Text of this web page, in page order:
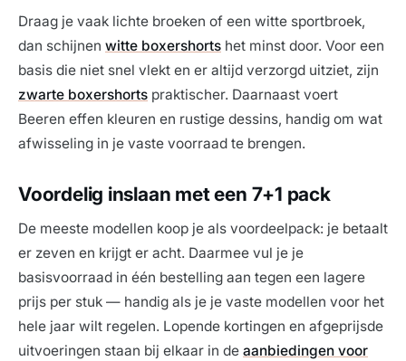
Draag je vaak lichte broeken of een witte sportbroek,
dan schijnen witte boxershorts het minst door. Voor een
basis die niet snel vlekt en er altijd verzorgd uitziet, zijn
zwarte boxershorts praktischer. Daarnaast voert
Beeren effen kleuren en rustige dessins, handig om wat
afwisseling in je vaste voorraad te brengen.
Voordelig inslaan met een 7+1 pack
De meeste modellen koop je als voordeelpack: je betaalt
er zeven en krijgt er acht. Daarmee vul je je
basisvoorraad in één bestelling aan tegen een lagere
prijs per stuk — handig als je je vaste modellen voor het
hele jaar wilt regelen. Lopende kortingen en afgeprijsde
uitvoeringen staan bij elkaar in de aanbiedingen voor